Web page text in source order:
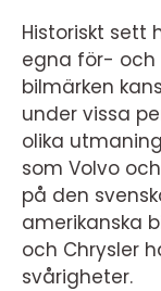
Historiskt sett
egna för- och
bilmärken
under vissa
olika
som Volvo
på den
amerikanska
och Chrysler
svårigheter.